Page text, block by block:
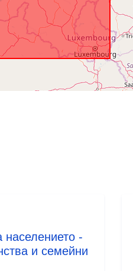
-
и семейни